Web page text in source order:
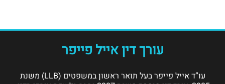
עורך דין אייל פייפר
עו”ד אייל פייפר בעל תואר ראשון במשפטים (LLB) משנת